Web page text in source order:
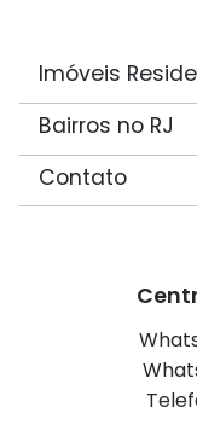
Imóveis
Bairros no RJ
Contato